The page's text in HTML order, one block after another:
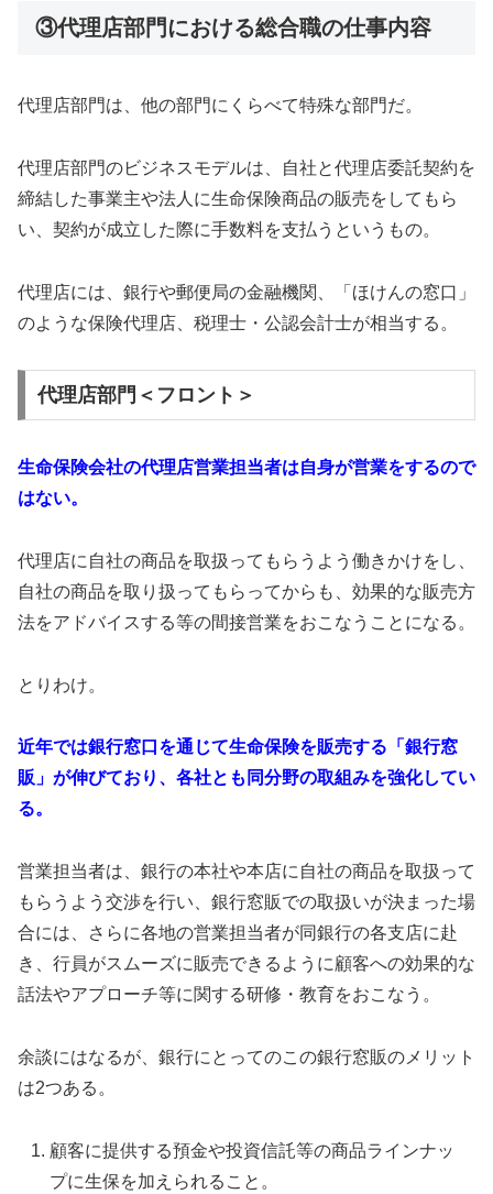
③代理店部門における総合職の仕事内容
代理店部門は、他の部門にくらべて特殊な部門だ。
代理店部門のビジネスモデルは、自社と代理店委託契約を
締結した事業主や法人に生命保険商品の販売をしてもら
い、契約が成立した際に手数料を支払うというもの。
代理店には、銀行や郵便局の金融機関、「ほけんの窓口」
のような保険代理店、税理士・公認会計士が相当する。
代理店部門＜フロント＞
生命保険会社の代理店営業担当者は自身が営業をするので
はない。
代理店に自社の商品を取扱ってもらうよう働きかけをし、
自社の商品を取り扱ってもらってからも、効果的な販売方
法をアドバイスする等の間接営業をおこなうことになる。
とりわけ。
近年では銀行窓口を通じて生命保険を販売する「銀行窓
販」が伸びており、各社とも同分野の取組みを強化してい
る。
営業担当者は、銀行の本社や本店に自社の商品を取扱って
もらうよう交渉を行い、銀行窓販での取扱いが決まった場
合には、さらに各地の営業担当者が同銀行の各支店に赴
き、行員がスムーズに販売できるように顧客への効果的な
話法やアプローチ等に関する研修・教育をおこなう。
余談にはなるが、銀行にとってのこの銀行窓販のメリット
は2つある。
顧客に提供する預金や投資信託等の商品ラインナッ
プに生保を加えられること。